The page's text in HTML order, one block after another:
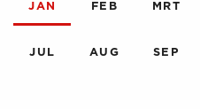
JAN FEB MRT
JUL AUG SEP